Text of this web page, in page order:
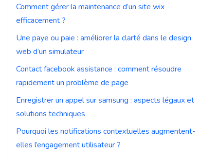
Comment gérer la maintenance d’un site wix
efficacement ?
Une paye ou paie : améliorer la clarté dans le design
web d’un simulateur
Contact facebook assistance : comment résoudre
rapidement un problème de page
Enregistrer un appel sur samsung : aspects légaux et
solutions techniques
Pourquoi les notifications contextuelles augmentent-
elles l’engagement utilisateur ?